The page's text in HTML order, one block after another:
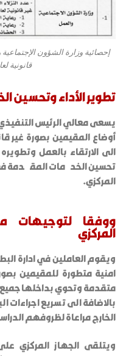
إحصائية وزارة الشؤون
قانونية لعام
تطوير الأداء وتحسين
يسعى معالي الرئيس
أوضاع المقيمين بصورة غير
الى الارتقاء بالعمل
تحسين الخدمات
المركزي.
ووفقا لتوجيهات
المركزي
ويقوم العاملين في ادارة
امنية متطورة للمقيمين
متقدمة وتحوي بداخلها جميع
بالاضافة الى تسريع اجراءات
الخارج مراعاة لظروفهم
ويتلقى الجهاز المركزي